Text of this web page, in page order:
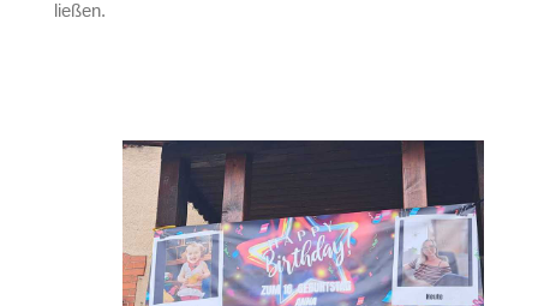
ließen.